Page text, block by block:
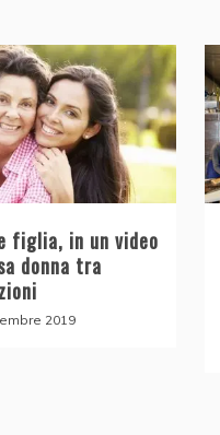
figlia, in un video
donna tra
2019